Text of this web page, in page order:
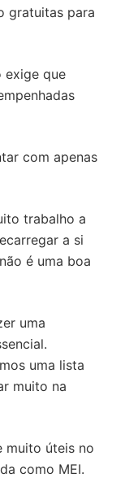
gratuitas para
exige que
com apenas
trabalho a
a si
é uma boa
uma
uma lista
muito na
muito úteis no
como MEI.